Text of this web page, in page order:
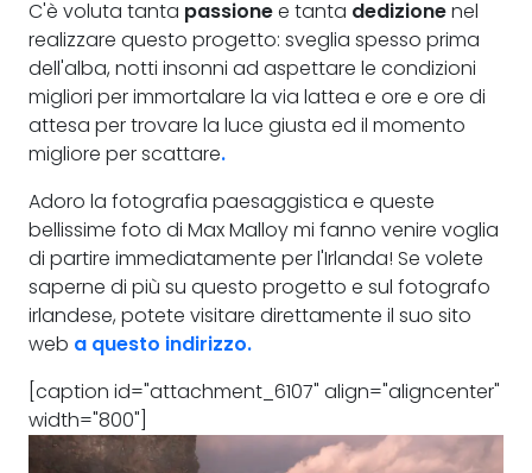
C'è voluta tanta passionee tanta dedizionenel
realizzare questo progetto: sveglia spesso prima
dell'alba, notti insonni ad aspettare le condizioni
migliori per immortalare la via lattea e ore e ore di
attesa per trovare la luce giusta ed il momento
migliore per scattare.
Adoro la fotografia paesaggistica e queste
bellissime foto di Max Malloy mi fanno venire voglia
di partire immediatamente per l'Irlanda! Se volete
saperne di più su questo progetto e sul fotografo
irlandese, potete visitare direttamente il suo sito
web a questo indirizzo.
[caption id="attachment_6107" align="aligncenter"
width="800"]